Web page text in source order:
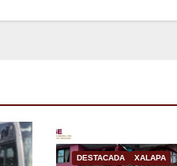
DESTACADA XALAPA